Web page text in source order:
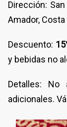
Dirección:
Amador,
Descuento:
y bebidas no
Detalles: No
adicionales.